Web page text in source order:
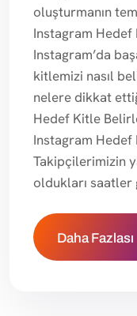
oluşturmanın
Instagram
Instagram’da
kitlemizi nasıl
nelere dikkat
Hedef Kitle
Instagram Hedef
Takipçilerimizin
oldukları saatler
Daha Fazlası